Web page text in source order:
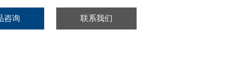
咨询 联系我们